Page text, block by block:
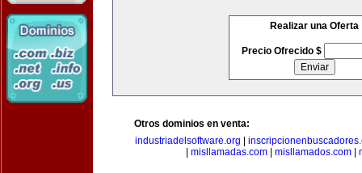
Realizar una Oferta
Precio Ofrecido $
Otros dominios en venta:
industriadelsoftware.org
misllamadas.com| misllamados.com|